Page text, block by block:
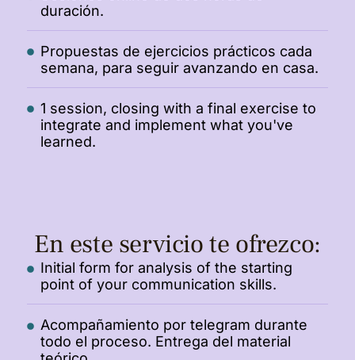
duración.
Propuestas de ejercicios prácticos cada
semana, para seguir avanzando en casa.
1 session, closing with a final exercise to
integrate and implement what you've
learned.
En este servicio te ofrezco:
Initial form for analysis of the starting
point of your communication skills.
Acompañamiento por telegram durante
todo el proceso. Entrega del material